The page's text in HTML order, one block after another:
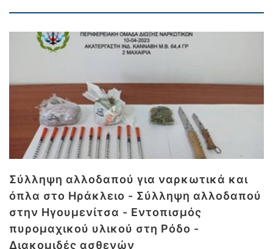
Σύλληψη αλλοδαπού για ναρκωτικά και
όπλα στο Ηράκλειο - Σύλληψη αλλοδαπού
στην Ηγουμενίτσα - Εντοπισμός
πυρομαχικού υλικού στη Ρόδο -
Διακομιδές ασθενών